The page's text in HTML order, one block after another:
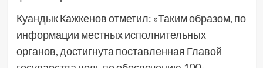
Куандык Кажкенов отметил: «Таким образом, по
информации местных исполнительных
органов, достигнута поставленная Главой